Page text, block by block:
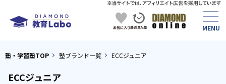
塾・学習塾TOP 塾ブランド一覧 ECCジュニア
ECCジュニア